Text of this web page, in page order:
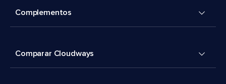
Complementos
Comparar Cloudways